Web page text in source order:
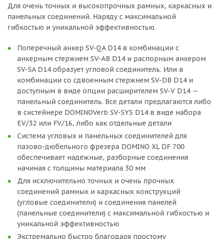
Для очень точных и высокопрочных рамных, каркасных и
панельных соединений. Наряду с максимальной
гибкостью и уникальной эффективностью.
Поперечный анкер SV-QA D14 в комбинации с
анкерным стержнем SV-AB D14 и распорным анкером
SV-SA D14 образует угловой соединитель. Или в
комбинации со сдвоенным стержнем SV-DB D14 и
доступным в виде опции расширителем SV-V D14 —
панельный соединитель. Все детали предлагаются либо
в систейнере DOMINOVerb SV-SYS D14 в виде набора
EV/32 или FV/16, либо как отдельные детали
Система угловых и панельных соединителей для
пазово-дюбельного фрезера DOMINO XL DF 700
обеспечивает надёжные, разборные соединения
начиная с толщины материала 30 мм
Для исключительно точных и очень прочных
соединений рамных и каркасных конструкций
(угловые соединители) и соединения панелей
(панельные соединители) с максимальной гибкостью и
уникальной эффективностью
Экстремально быстро благодаря простому